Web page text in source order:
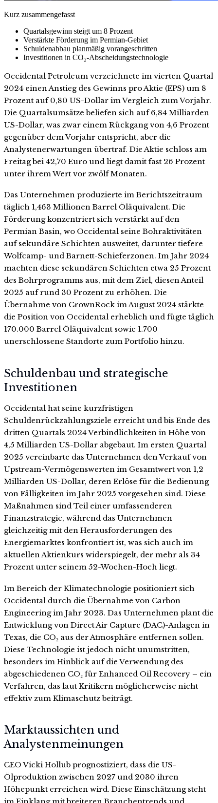
Kurz zusammengefasst
Quartalsgewinn steigt um 8 Prozent
Verstärkte Förderung im Permian-Gebiet
Schuldenabbau planmäßig vorangeschritten
Investitionen in CO₂-Abscheidungstechnologie
Occidental Petroleum verzeichnete im vierten Quartal
2024 einen Anstieg des Gewinns pro Aktie (EPS) um 8
Prozent auf 0,80 US-Dollar im Vergleich zum Vorjahr.
Die Quartalsumsätze beliefen sich auf 6,84 Milliarden
US-Dollar, was zwar einem Rückgang von 4,6 Prozent
gegenüber dem Vorjahr entspricht, aber die
Analystenerwartungen übertraf. Die Aktie schloss am
Freitag bei 42,70 Euro und liegt damit fast 26 Prozent
unter ihrem Wert vor zwölf Monaten.
Das Unternehmen produzierte im Berichtszeitraum
täglich 1,463 Millionen Barrel Öläquivalent. Die
Förderung konzentriert sich verstärkt auf den
Permian Basin, wo Occidental seine Bohraktivitäten
auf sekundäre Schichten ausweitet, darunter tiefere
Wolfcamp- und Barnett-Schieferzonen. Im Jahr 2024
machten diese sekundären Schichten etwa 25 Prozent
des Bohrprogramms aus, mit dem Ziel, diesen Anteil
2025 auf rund 30 Prozent zu erhöhen. Die
Übernahme von CrownRock im August 2024 stärkte
die Position von Occidental erheblich und fügte täglich
170.000 Barrel Öläquivalent sowie 1.700
unerschlossene Standorte zum Portfolio hinzu.
Schuldenbau und strategische
Investitionen
Occidental hat seine kurzfristigen
Schuldenrückzahlungsziele erreicht und bis Ende des
dritten Quartals 2024 Verbindlichkeiten in Höhe von
4,5 Milliarden US-Dollar abgebaut. Im ersten Quartal
2025 vereinbarte das Unternehmen den Verkauf von
Upstream-Vermögenswerten im Gesamtwert von 1,2
Milliarden US-Dollar, deren Erlöse für die Bedienung
von Fälligkeiten im Jahr 2025 vorgesehen sind. Diese
Maßnahmen sind Teil einer umfassenderen
Finanzstrategie, während das Unternehmen
gleichzeitig mit den Herausforderungen des
Energiemarktes konfrontiert ist, was sich auch im
aktuellen Aktienkurs widerspiegelt, der mehr als 34
Prozent unter seinem 52-Wochen-Hoch liegt.
Im Bereich der Klimatechnologie positioniert sich
Occidental durch die Übernahme von Carbon
Engineering im Jahr 2023. Das Unternehmen plant die
Entwicklung von Direct Air Capture (DAC)-Anlagen in
Texas, die CO₂ aus der Atmosphäre entfernen sollen.
Diese Technologie ist jedoch nicht unumstritten,
besonders im Hinblick auf die Verwendung des
abgeschiedenen CO₂ für Enhanced Oil Recovery – ein
Verfahren, das laut Kritikern möglicherweise nicht
effektiv zum Klimaschutz beiträgt.
Marktaussichten und
Analystenmeinungen
CEO Vicki Hollub prognostiziert, dass die US-
Ölproduktion zwischen 2027 und 2030 ihren
Höhepunkt erreichen wird. Diese Einschätzung steht